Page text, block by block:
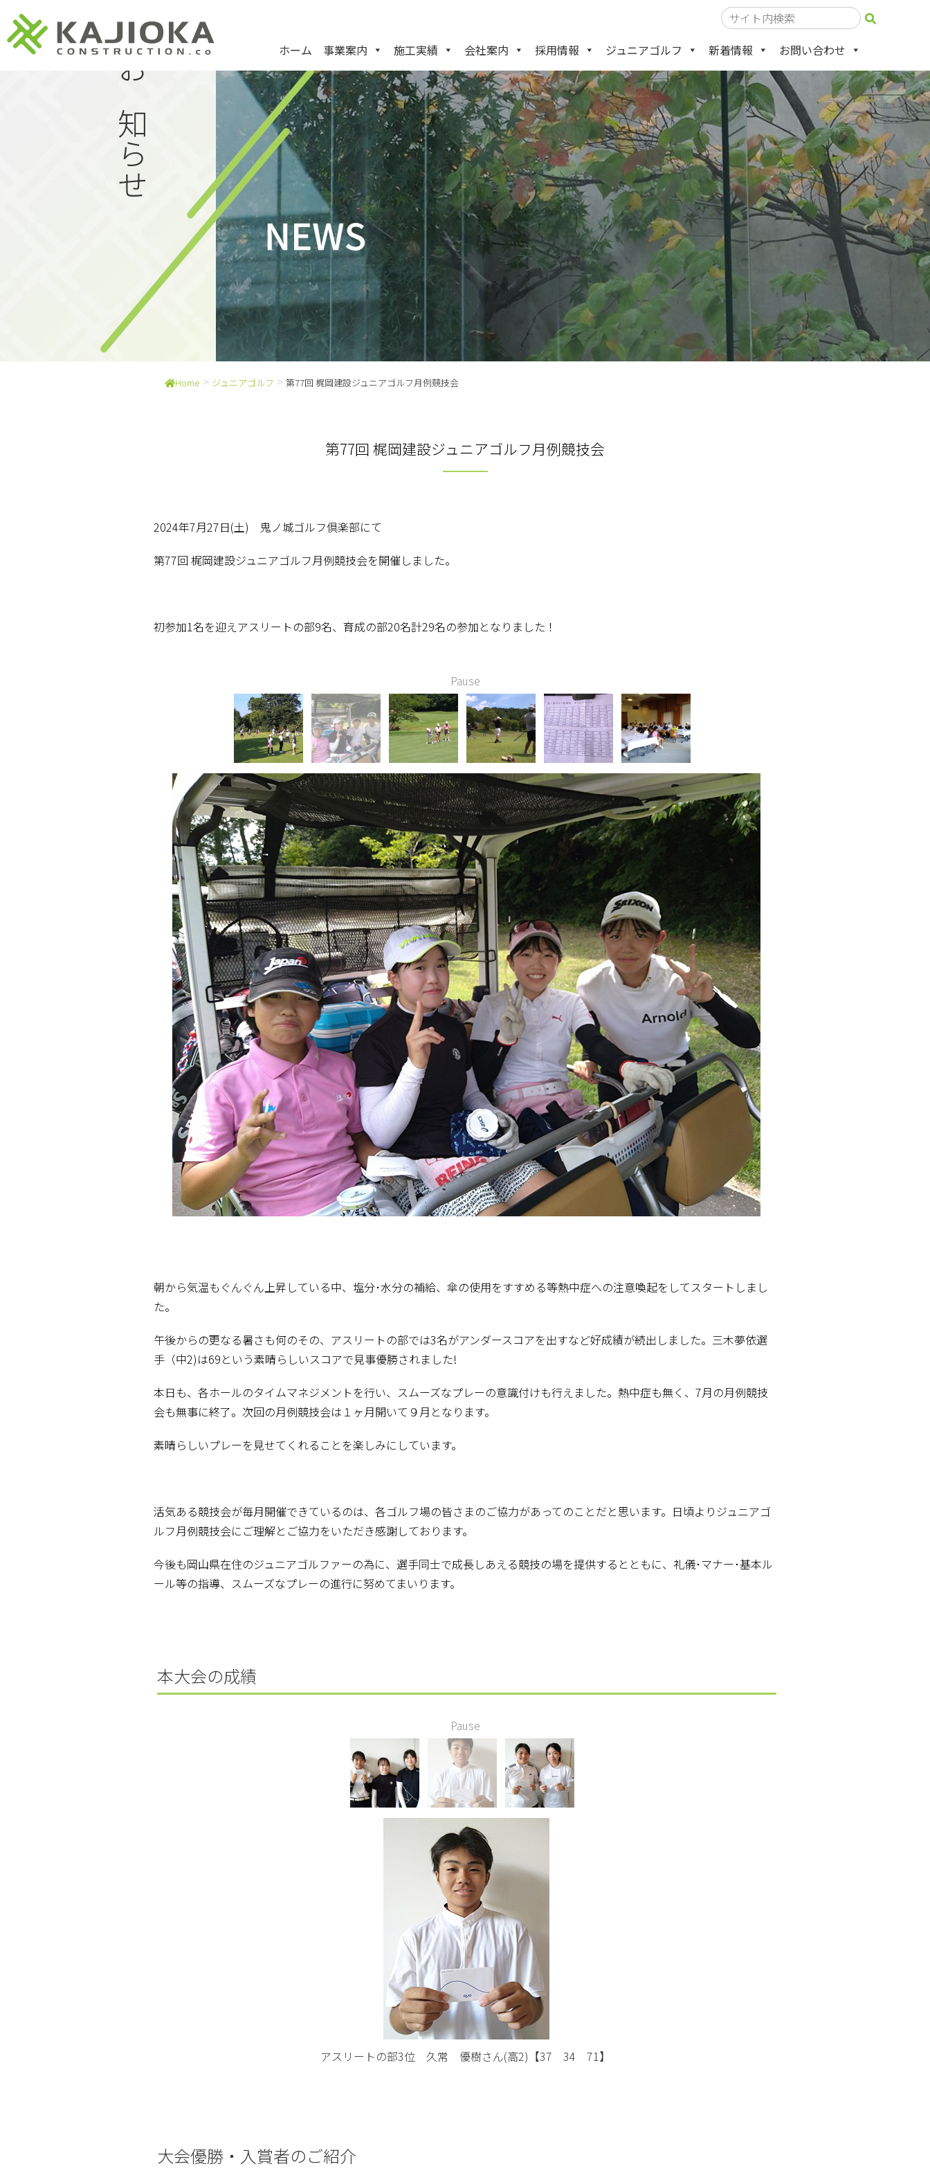
ホーム 事業案内 施工実績 会社案内 採用情報 ジュニアゴルフ 新着情報 お問い合わせ
お知らせ
Home > ジュニアゴルフ > 第77回 梶岡建設ジュニアゴルフ月例競技会
第77回 梶岡建設ジュニアゴルフ月例競技会
2024年7月27日(土) 鬼ノ城ゴルフ倶楽部にて
第77回 梶岡建設ジュニアゴルフ月例競技会を開催しました。
初参加1名を迎えアスリートの部9名、育成の部20名計29名の参加となりました！
Pause
朝から気温もぐんぐん上昇している中、塩分･水分の補給、傘の使用をすすめる等熱中症への注意喚起をしてスタートしまし
た。
午後からの更なる暑さも何のその、アスリートの部では3名がアンダースコアを出すなど好成績が続出しました。三木夢依選
手（中2)は69という素晴らしいスコアで見事優勝されました!
本日も、各ホールのタイムマネジメントを行い、スムーズなプレーの意識付けも行えました。熱中症も無く、7月の月例競技
会も無事に終了。次回の月例競技会は１ヶ月開いて９月となります。
素晴らしいプレーを見せてくれることを楽しみにしています。
活気ある競技会が毎月開催できているのは、各ゴルフ場の皆さまのご協力があってのことだと思います。日頃よりジュニアゴ
ルフ月例競技会にご理解とご協力をいただき感謝しております。
今後も岡山県在住のジュニアゴルファーの為に、選手同士で成長しあえる競技の場を提供するとともに、礼儀･マナー･基本ル
ール等の指導、スムーズなプレーの進行に努めてまいります。
本大会の成績
Pause
アスリートの部3位 久常 優樹さん(高2)【37 34 71】
大会優勝・入賞者のご紹介